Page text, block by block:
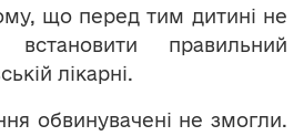
що перед тим дитині не
правильний
лікарні.
обвинувачені не змогли.